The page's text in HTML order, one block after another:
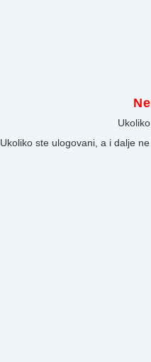
Ukoliko ste ulogovani, a i dalje